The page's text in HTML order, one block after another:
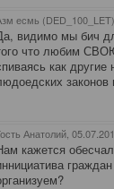
есмь
видимо мы бич
что любим
как
Анатолий ,
кажется